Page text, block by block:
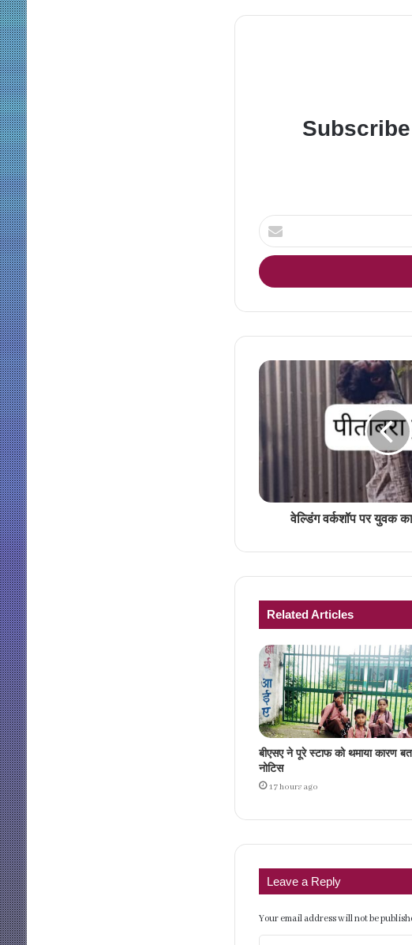
Enter
your
Email
address
वेल्डिंग वर्कशॉप पर युवक
Related Articles
बीएसए ने पूरे स्टाफ को थमाया कारण
नोटिस
17 hours ago
Leave a Reply
Your email address will not be